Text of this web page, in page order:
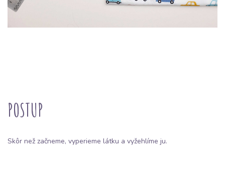
POSTUP
Skôr než začneme, vyperieme látku a vyžehlíme ju.